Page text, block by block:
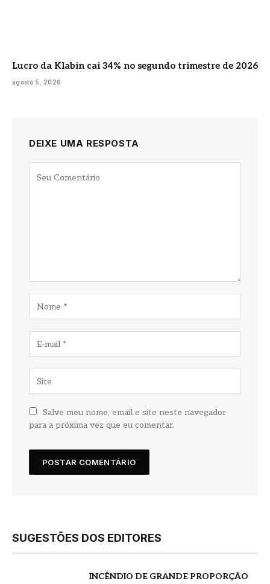
Lucro da Klabin cai 34% no segundo trimestre de 2026
agosto 5, 2026
DEIXE UMA RESPOSTA
Salve meu nome, email e site neste navegador
para a próxima vez que eu comentar.
SUGESTÕES DOS EDITORES
INCÊNDIO DE GRANDE PROPORÇÃO